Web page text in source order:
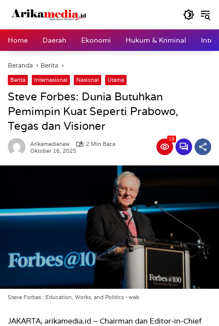
Home
Daerah Ekonomi Hukum & Kriminal
Beranda Berita
Berita Internasional Nasional Utama
Steve Forbes: Dunia Butuhkan
Pemimpin Kuat Seperti Prabowo,
Tegas dan Visioner
Arikamedianew
2 Min Baca
Oktober 16, 2025
19
Steve Forbes : Education, Works, and Politics - web
JAKARTA, arikamedia.id – Chairman dan Editor-in-Chief